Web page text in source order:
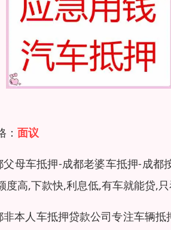
： 面议
父母车抵押-成都老婆车抵押-成都
度高,下款快,利息低,有车就能贷,
非本人车抵押贷款公司专注车辆